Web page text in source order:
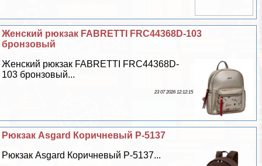
Женский рюкзак FABRETTI FRC44368D-103
бронзовый
Женский рюкзак FABRETTI FRC44368D-
103 бронзовый...
23 07 2026 12:12:15
Рюкзак Asgard Коричневый Р-5137
Рюкзак Asgard Коричневый Р-5137...